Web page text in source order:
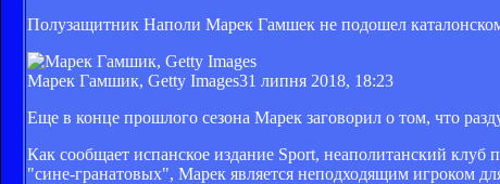
Полузащитник Наполи Марек Гамшек не подошел
Марек Гамшик, Getty Images31 липня 2018, 18:23
Еще в конце прошлого сезона Марек заговорил о том, что
Как сообщает испанское издание Sport, неаполитанский
"сине-гранатовых", Марек является неподходящим игроком